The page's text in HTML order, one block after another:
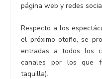
página web y redes
Respecto a los
el próximo otoño, se
entradas a todos los
canales por los que
taquilla).